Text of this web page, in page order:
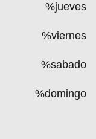
%jueves
%viernes
%sabado
%domingo